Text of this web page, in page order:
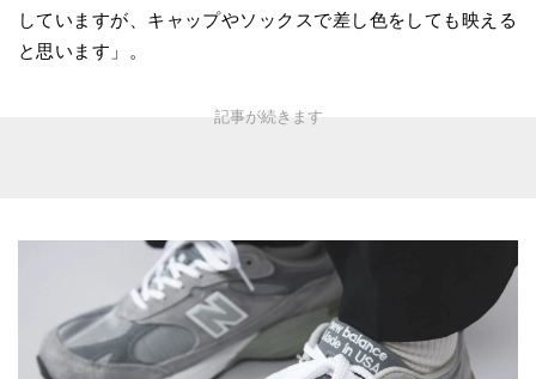
していますが、キャップやソックスで差し色をしても映える
と思います」。